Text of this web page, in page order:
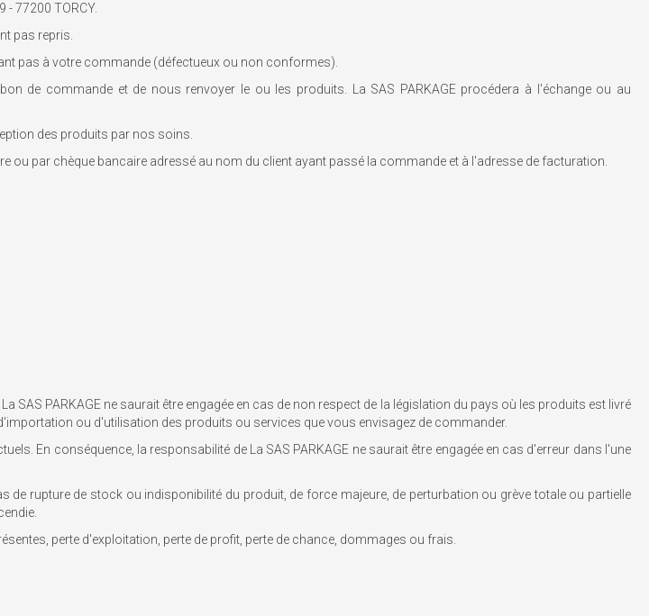
- 77200 TORCY.
pas repris.
pas à votre commande (défectueux ou non conformes).
de commande et de nous renvoyer le ou les produits. La SAS PARKAGE procédera à l'échange ou au
des produits par nos soins.
ou par chèque bancaire adressé au nom du client ayant passé la commande et à l'adresse de facturation.
PARKAGE ne saurait être engagée en cas de non respect de la législation du pays où les produits est livré
ou d'utilisation des produits ou services que vous envisagez de commander.
En conséquence, la responsabilité de La SAS PARKAGE ne saurait être engagée en cas d'erreur dans l'une
de rupture de stock ou indisponibilité du produit, de force majeure, de perturbation ou grève totale ou partielle
perte d'exploitation, perte de profit, perte de chance, dommages ou frais.